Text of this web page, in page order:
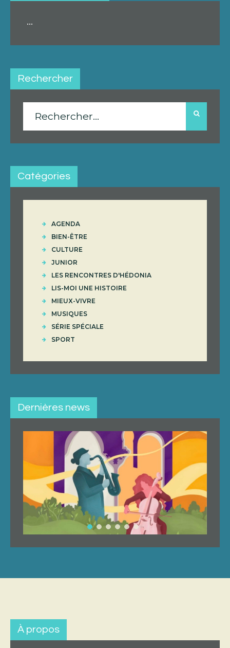
...
Rechercher
Rechercher :
Catégories
AGENDA
BIEN-ÊTRE
CULTURE
JUNIOR
LES RENCONTRES D'HÉDONIA
LIS-MOI UNE HISTOIRE
MIEUX-VIVRE
MUSIQUES
SÉRIE SPÉCIALE
SPORT
Dernières news
À propos